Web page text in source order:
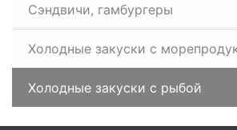
Сэндвичи, гамбургеры
Холодные закуски с
Холодные закуски с рыбой